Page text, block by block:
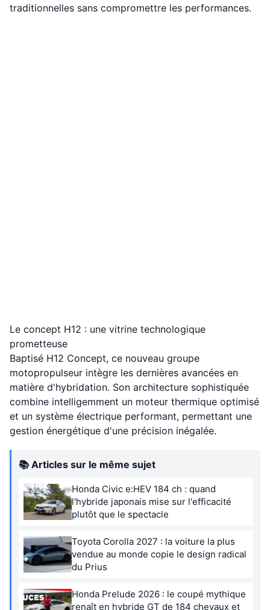
traditionnelles sans compromettre les performances.
Le concept H12 : une vitrine technologique
prometteuse
Baptisé H12 Concept, ce nouveau groupe
motopropulseur intègre les dernières avancées en
matière d'hybridation. Son architecture sophistiquée
combine intelligemment un moteur thermique optimisé
et un système électrique performant, permettant une
gestion énergétique d'une précision inégalée.
📚 Articles sur le même sujet
Honda Civic e:HEV 184 ch : quand
l'hybride japonais mise sur l'efficacité
plutôt que le spectacle
Toyota Corolla 2027 : la voiture la plus
vendue au monde copie le design radical
du Prius
Honda Prelude 2026 : le coupé mythique
renaît en hybride GT de 184 chevaux et